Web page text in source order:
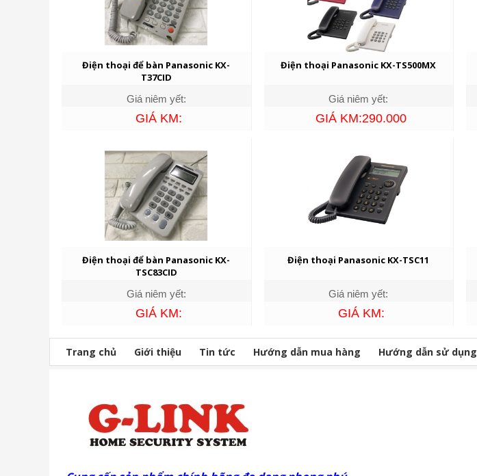
Điện thoại để bàn Panasonic KX-
T37CID
Giá niêm yết:
GIÁ KM:
Điện thoại Panasonic KX-TS500MX
Giá niêm yết:
GIÁ KM:290.000
Điện thoại để bàn Panasonic KX-
TSC83CID
Giá niêm yết:
GIÁ KM:
Điện thoại Panasonic KX-TSC11
Giá niêm yết:
GIÁ KM:
Trang chủ Giới thiệu Tin tức Hướng dẫn mua hàng Hướng dẫn sử dụng